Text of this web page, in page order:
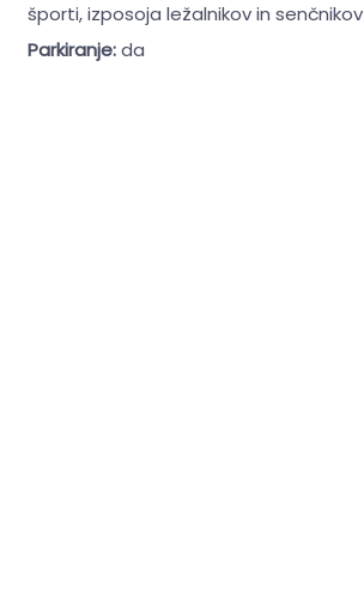
športi, izposoja ležalnikov in senčnikov
Parkiranje:da